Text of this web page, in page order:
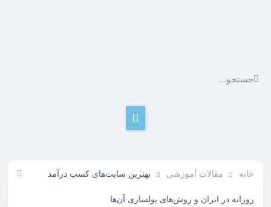
خانه مقالات آموزشی بهترین سایت‌های کسب درآمد
روزانه در ایران و روش‌های پولسازی آن‌ها